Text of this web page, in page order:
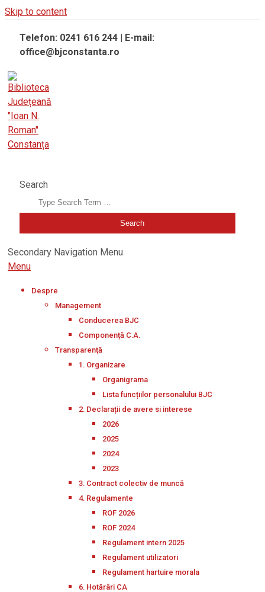
Skip to content
Telefon: 0241 616 244 | E-mail:
office@bjconstanta.ro
Search
Secondary Navigation Menu
Menu
Despre
Management
Conducerea BJC
Componență C.A.
Transparenţă
1. Organizare
Organigrama
Lista funcțiilor personalului BJC
2. Declarații de avere si interese
2026
2025
2024
2023
3. Contract colectiv de muncă
4. Regulamente
ROF 2026
ROF 2024
Regulament intern 2025
Regulament utilizatori
Regulament hartuire morala
6. Hotărâri CA